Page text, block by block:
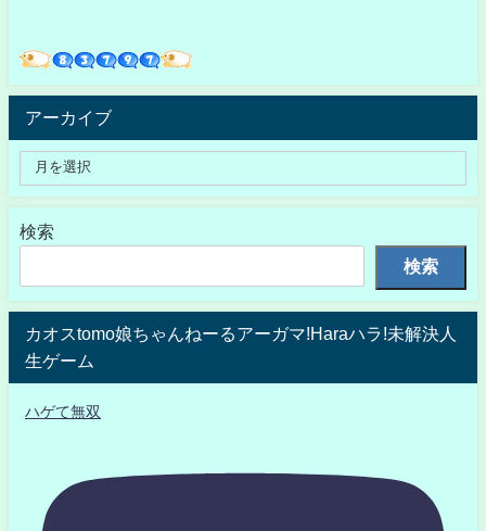
アーカイブ
検索
検索
カオスtomo娘ちゃんねーるアーガマ!Haraハラ!未解決人
生ゲーム
ハゲて無双